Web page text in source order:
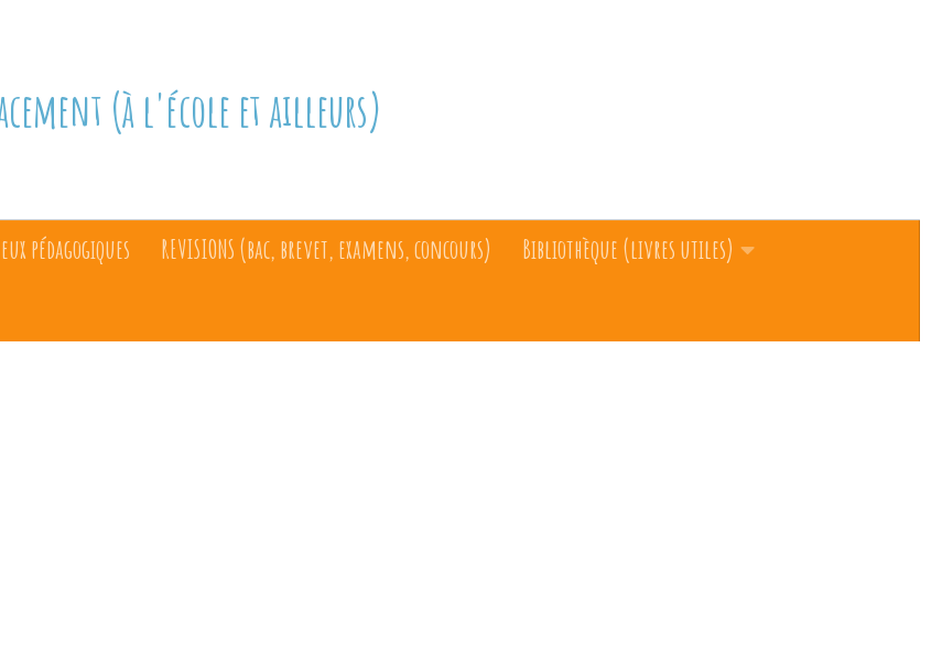
(à l'école et ailleurs)
pédagogiques REVISIONS (bac, brevet, examens, concours)
Bibliothèque (livres utiles)